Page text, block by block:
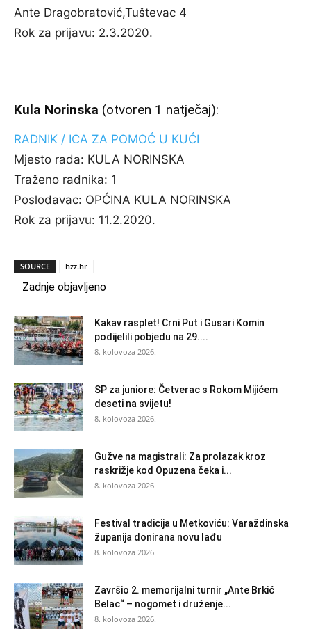
Ante Dragobratović,Tuštevac 4
Rok za prijavu: 2.3.2020.
Kula Norinska (otvoren 1 natječaj):
RADNIK / ICA ZA POMOĆ U KUĆI
Mjesto rada: KULA NORINSKA
Traženo radnika: 1
Poslodavac: OPĆINA KULA NORINSKA
Rok za prijavu: 11.2.2020.
SOURCE hzz.hr
Zadnje objavljeno
Kakav rasplet! Crni Put i Gusari Komin
podijelili pobjedu na 29....
8. kolovoza 2026.
SP za juniore: Četverac s Rokom Mijićem
deseti na svijetu!
8. kolovoza 2026.
Gužve na magistrali: Za prolazak kroz
raskrižje kod Opuzena čeka i...
8. kolovoza 2026.
Festival tradicija u Metkoviću: Varaždinska
županija donirana novu lađu
8. kolovoza 2026.
Završio 2. memorijalni turnir „Ante Brkić
Belac“ – nogomet i druženje...
8. kolovoza 2026.